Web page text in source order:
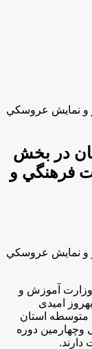
و نمايش عروسكي
استان در بخش
فرهنگي و
و نمايش عروسكي
آموزش و
امیدی
ودوم متوسطه استان
وچهارمین دوره